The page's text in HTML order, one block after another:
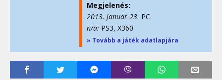
Megjelenés:
2013. január 23. PC
n/a: PS3, X360
» Tovább a játék adatlapjára